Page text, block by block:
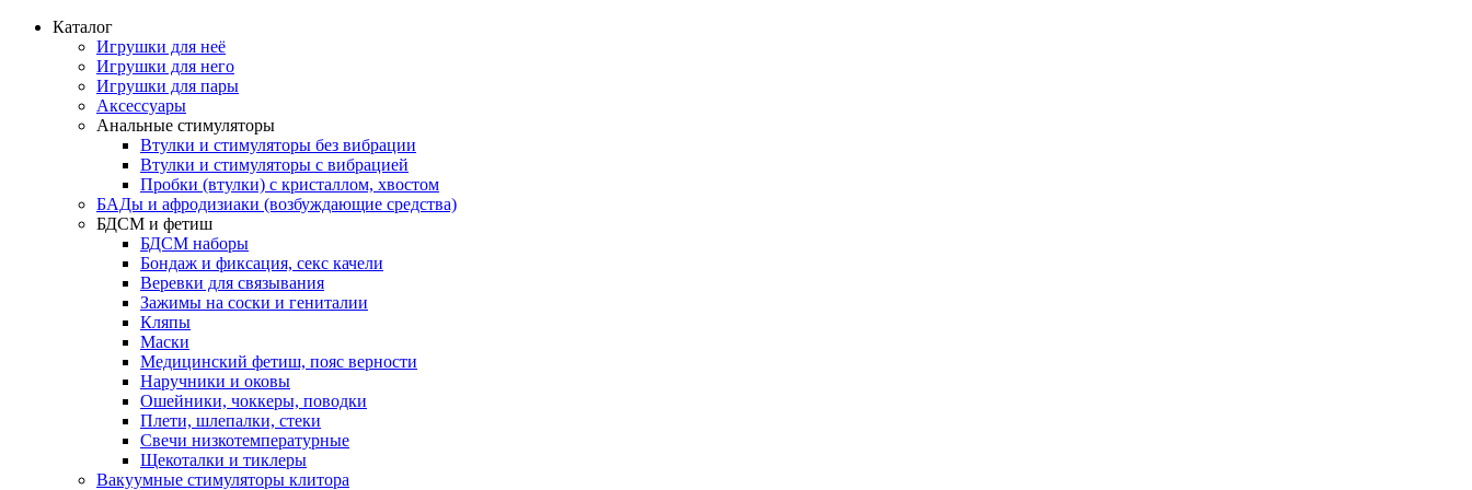
Каталог
Игрушки для неё
Игрушки для него
Игрушки для пары
Аксессуары
Анальные стимуляторы
Втулки и стимуляторы без вибрации
Втулки и стимуляторы с вибрацией
Пробки (втулки) с кристаллом, хвостом
БАДы и афродизиаки (возбуждающие средства)
БДСМ и фетиш
БДСМ наборы
Бондаж и фиксация, секс качели
Веревки для связывания
Зажимы на соски и гениталии
Кляпы
Маски
Медицинский фетиш, пояс верности
Наручники и оковы
Ошейники, чоккеры, поводки
Плети, шлепалки, стеки
Свечи низкотемпературные
Щекоталки и тиклеры
Вакуумные стимуляторы клитора